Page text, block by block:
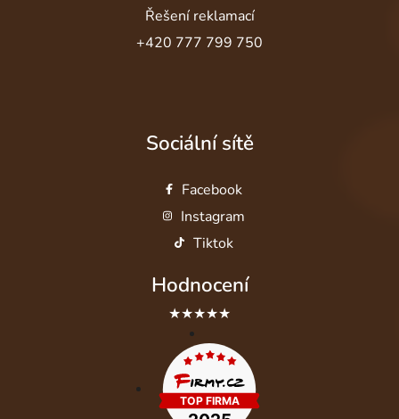
Řešení reklamací
+420 777 799 750
Sociální sítě
Facebook
Instagram
Tiktok
Hodnocení
★★★★★